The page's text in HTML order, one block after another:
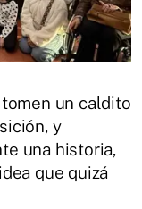
un caldito
y
una historia,
que quizá